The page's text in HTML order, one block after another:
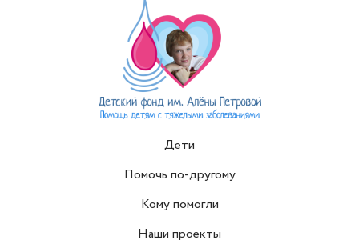
Дети
Помочь по-другому
Кому помогли
Наши проекты